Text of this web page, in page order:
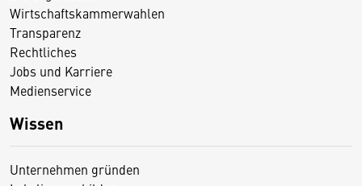
Wirtschaftskammerwahlen
Transparenz
Rechtliches
Jobs und Karriere
Medienservice
Wissen
Unternehmen gründen